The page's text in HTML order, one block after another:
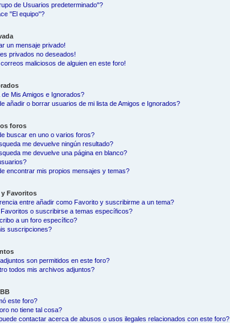
de Usuarios predeterminado"?
"El equipo"?
un mensaje privado!
privados no deseados!
maliciosos de alguien en este foro!
Mis Amigos e Ignorados?
añadir o borrar usuarios de mi lista de Amigos e Ignorados?
foros
buscar en uno o varios foros?
me devuelve ningún resultado?
me devuelve una página en blanco?
encontrar mis propios mensajes y temas?
Favoritos
entre añadir como Favorito y suscribirme a un tema?
o suscribirse a temas específicos?
a un foro específico?
suscripciones?
son permitidos en este foro?
todos mis archivos adjuntos?
este foro?
no tiene tal cosa?
contactar acerca de abusos o usos ilegales relacionados con este foro?